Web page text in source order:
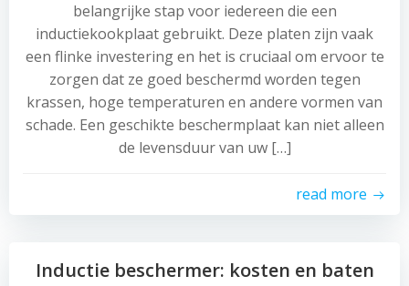
belangrijke stap voor iedereen die een
inductiekookplaat gebruikt. Deze platen zijn vaak
een flinke investering en het is cruciaal om ervoor te
zorgen dat ze goed beschermd worden tegen
krassen, hoge temperaturen en andere vormen van
schade. Een geschikte beschermplaat kan niet alleen
de levensduur van uw […]
read more
Inductie beschermer: kosten en baten